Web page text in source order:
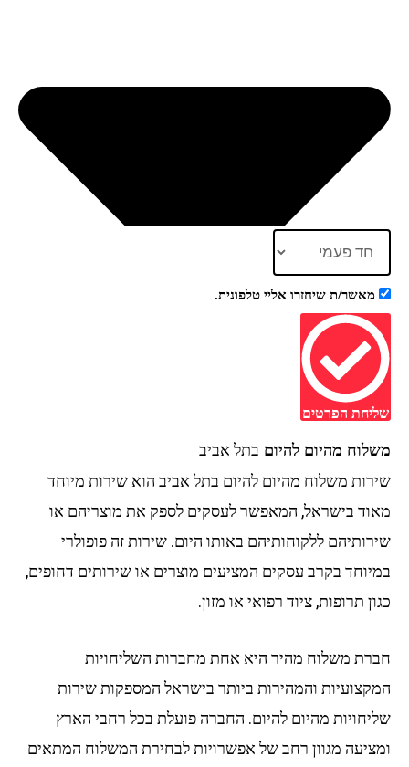
מאשר/ת שיחזרו אליי טלפונית.
שליחת הפרטים
משלוח מהיום להיום בתל אביב
שירות משלוח מהיום להיום בתל אביב הוא שירות מיוחד
מאוד בישראל, המאפשר לעסקים לספק את מוצריהם או
שירותיהם ללקוחותיהם באותו היום. שירות זה פופולרי
במיוחד בקרב עסקים המציעים מוצרים או שירותים דחופים,
כגון תרופות, ציוד רפואי או מזון.
חברת משלוח מהיר היא אחת מחברות השליחויות
המקצועיות והמהירות ביותר בישראל המספקות שירות
שליחויות מהיום להיום. החברה פועלת בכל רחבי הארץ
ומציעה מגוון רחב של אפשרויות לבחירת המשלוח המתאים